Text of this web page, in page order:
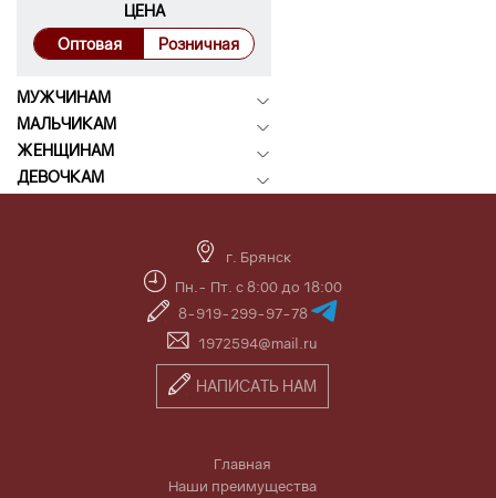
ЦЕНА
Оптовая
Розничная
МУЖЧИНАМ
МАЛЬЧИКАМ
ЖЕНЩИНАМ
ДЕВОЧКАМ
г. Брянск
Пн.- Пт. с 8:00 до 18:00
8-919-299-97-78
1972594@mail.ru
НАПИСАТЬ НАМ
Главная
Наши преимущества